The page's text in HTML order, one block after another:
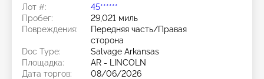
Лот #:
45******
Пробег:
29,021 миль
Повреждения:
Передняя часть/Правая
сторона
Doc Type:
Salvage Arkansas
Площадка:
AR - LINCOLN
Дата торгов:
08/06/2026